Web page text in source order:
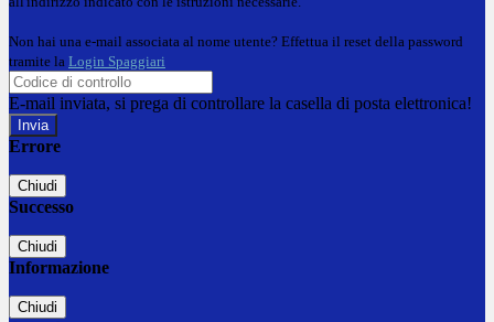
Non hai una e-mail associata al nome utente? Effettua il reset della password
tramite la Login Spaggiari
E-mail inviata, si prega di controllare la casella di posta elettronica!
Errore
Chiudi
Successo
Chiudi
Informazione
Chiudi